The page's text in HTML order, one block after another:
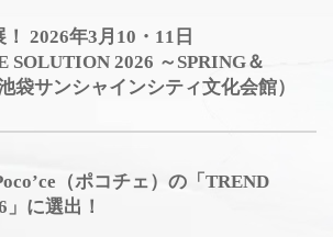
2026年3月10・11日
SOLUTION 2026 ～SPRING＆
袋サンシャインシティ文化会館）
（ポコチェ）の「TREND
に選出！